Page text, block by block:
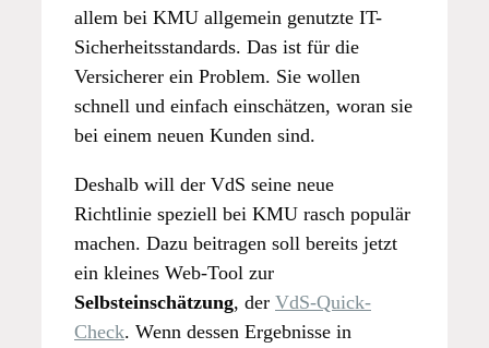
allem bei KMU allgemein genutzte IT-
Sicherheitsstandards. Das ist für die
Versicherer ein Problem. Sie wollen
schnell und einfach einschätzen, woran sie
bei einem neuen Kunden sind.
Deshalb will der VdS seine neue
Richtlinie speziell bei KMU rasch populär
machen. Dazu beitragen soll bereits jetzt
ein kleines Web-Tool zur
Selbsteinschätzung, der VdS-Quick-
Check. Wenn dessen Ergebnisse in